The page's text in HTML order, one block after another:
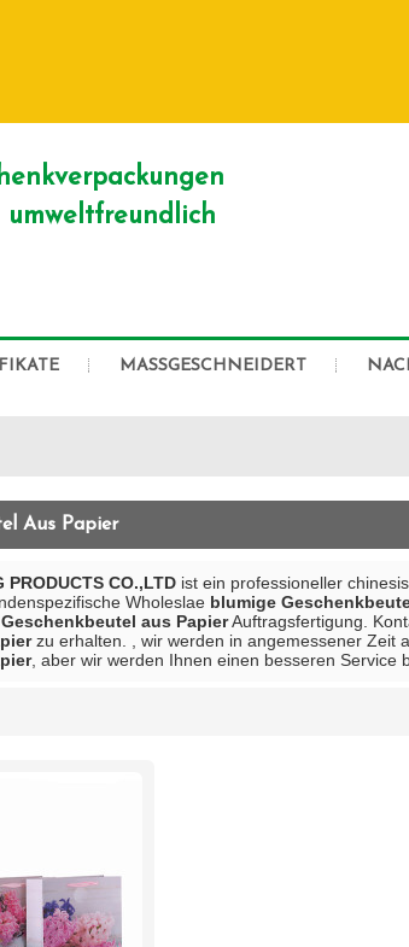
MASSGESCHNEIDERT
Aus Papier
PRODUCTS CO.,LTD ist ein professioneller
Wholeslae blumige
aus PapierAuftragsfertigung.
zu erhalten. , wir werden in angemessener Zeit
, aber wir werden Ihnen einen besseren Service